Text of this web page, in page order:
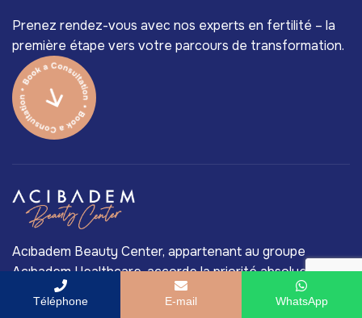
Prenez rendez-vous avec nos experts en fertilité – la
première étape vers votre parcours de transformation.
Acıbadem Beauty Center, appartenant au groupe
Acıbadem Healthcare, accorde la priorité absolue à la
qualité médicale. Les meilleurs chirurgiens de Turquie et
une technologie médicale de pointe sont les principales
Téléphone E-mail WhatsApp